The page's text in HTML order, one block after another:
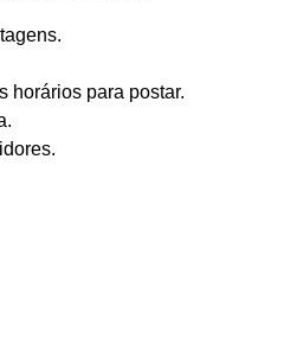
horários para postar.